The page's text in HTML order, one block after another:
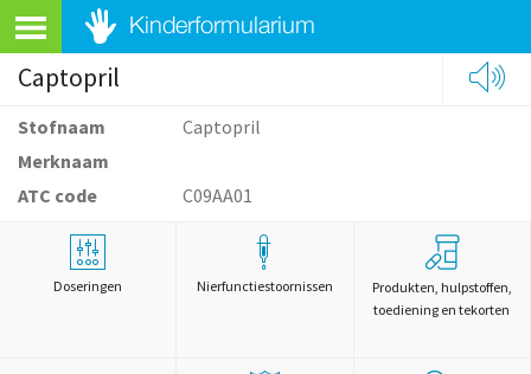
Captopril
Stofnaam
Captopril
Merknaam
ATC code
C09AA01
Doseringen Nierfunctiestoornissen
Produkten, hulpstoffen,
toediening en tekorten